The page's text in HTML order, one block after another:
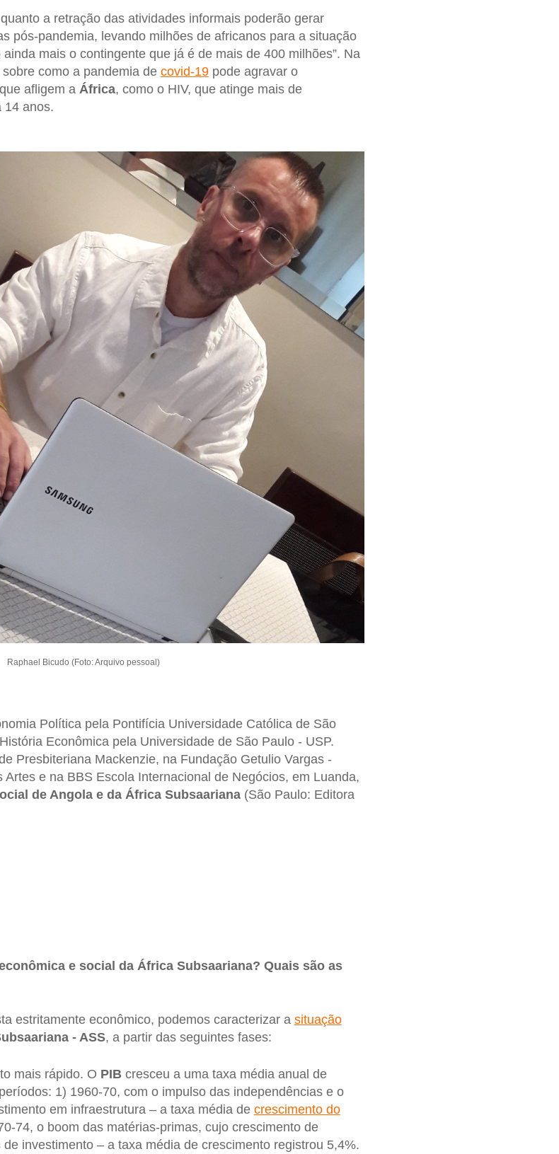
a retração das atividades informais poderão gerar
pós-pandemia, levando milhões de africanos para a situação
ainda mais o contingente que já é de mais de 400 milhões”. Na
como a pandemia de covid-19pode agravar o
afligem a África, como o HIV, que atinge mais de
14 anos.
Raphael Bicudo (Foto: Arquivo pessoal)
Política pela Pontifícia Universidade Católica de São
Econômica pela Universidade de São Paulo - USP.
Presbiteriana Mackenzie, na Fundação Getulio Vargas -
Artes e na BBS Escola Internacional de Negócios, em Luanda,
de Angola e da África Subsaariana(São Paulo: Editora
e social da África Subsaariana? Quais são as
estritamente econômico, podemos caracterizar a situação
- ASS, a partir das seguintes fases:
mais rápido. O PIB cresceu a uma taxa média anual de
1) 1960-70, com o impulso das independências e o
em infraestrutura – a taxa média de crescimento do
74, o boom das matérias-primas, cujo crescimento de
investimento – a taxa média de crescimento registrou 5,4%.